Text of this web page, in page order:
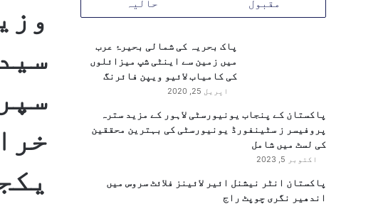
مقبول حالیہ
پاک بحریہ کی شمالی بحیرۂ عرب
میں زمین سے اینٹی شپ میزائلوں
کی کامیاب لائیو ویپن فائرنگ
اپریل 25, 2020
پاکستان کے پنجاب یونیورسٹی لاہور کے مزید سترہ
پروفیسر ز سٹینفورڈ یونیورسٹی کی بہترین محققین
کی لسٹ میں شامل
اکتوبر 5, 2023
پاکستان انٹر نیشنل ائیر لائینز فلائٹ سروس میں
اندھیر نگری چوپٹ راج